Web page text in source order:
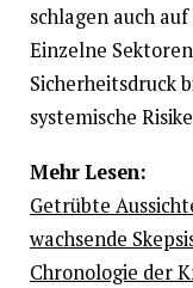
schlagen auch
Einzelne
Sicherheitsdruck
systemische
Mehr Lesen:
Getrübte
wachsende
Chronologie der